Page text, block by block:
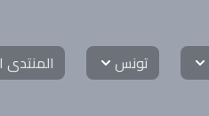
تونس